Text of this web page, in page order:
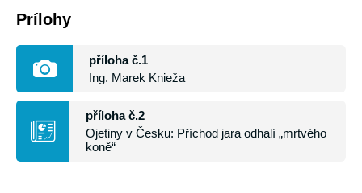
Prílohy
příloha č.1
Ing. Marek Knieža
příloha č.2
Ojetiny v Česku: Příchod jara odhalí „mrtvého
koně“